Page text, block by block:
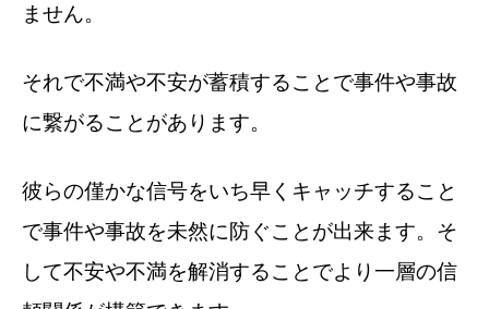
ません。
それで不満や不安が蓄積することで事件や事故
に繋がることがあります。
彼らの僅かな信号をいち早くキャッチすること
で事件や事故を未然に防ぐことが出来ます。そ
して不安や不満を解消することでより一層の信